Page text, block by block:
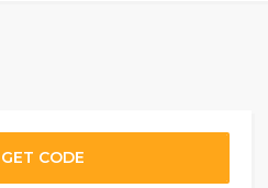
GET CODE